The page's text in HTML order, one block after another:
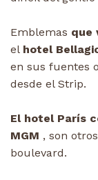
Emblemas que
el hotel
en sus fuentes
desde el Strip.
El hotel París
MGM , son
boulevard.